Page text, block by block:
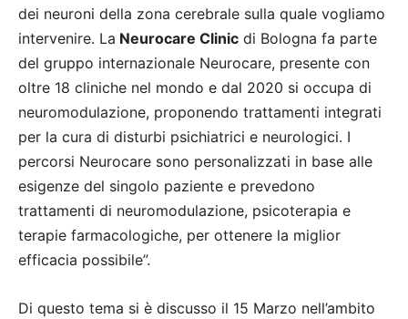
dei neuroni della zona cerebrale sulla quale vogliamo
intervenire. La Neurocare Clinic di Bologna fa parte
del gruppo internazionale Neurocare, presente con
oltre 18 cliniche nel mondo e dal 2020 si occupa di
neuromodulazione, proponendo trattamenti integrati
per la cura di disturbi psichiatrici e neurologici. I
percorsi Neurocare sono personalizzati in base alle
esigenze del singolo paziente e prevedono
trattamenti di neuromodulazione, psicoterapia e
terapie farmacologiche, per ottenere la miglior
efficacia possibile”.
Di questo tema si è discusso il 15 Marzo nell’ambito